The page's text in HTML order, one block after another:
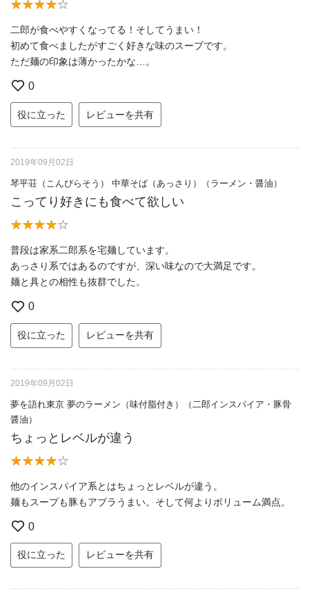
二郎が食べやすくなってる！そしてうまい！
初めて食べましたがすごく好きな味のスープです。
ただ麺の印象は薄かったかな…。
0
役に立った レビューを共有
2019年09月02日
琴平荘（こんぴらそう） 中華そば（あっさり）（ラーメン・醤油）
こってり好きにも食べて欲しい
普段は家系二郎系を宅麺しています。
あっさり系ではあるのですが、深い味なので大満足です。
麺と具との相性も抜群でした。
0
役に立った レビューを共有
2019年09月02日
夢を語れ東京 夢のラーメン（味付脂付き）（二郎インスパイア・豚骨
醤油）
ちょっとレベルが違う
他のインスパイア系とはちょっとレベルが違う。
麺もスープも豚もアブラうまい。そして何よりボリューム満点。
0
役に立った レビューを共有